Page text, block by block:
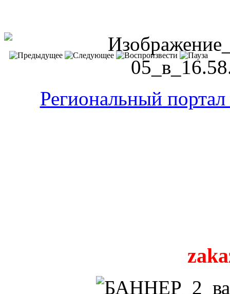
Региональный